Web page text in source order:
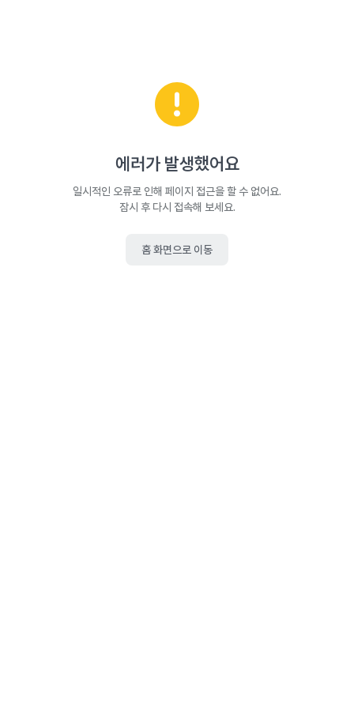
에러가 발생했어요
일시적인 오류로 인해 페이지 접근을 할 수 없어요.
잠시 후 다시 접속해 보세요.
홈 화면으로 이동